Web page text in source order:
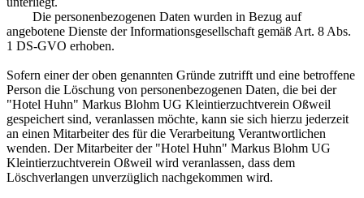
Die personenbezogenen Daten wurden in Bezug auf
angebotene Dienste der Informationsgesellschaft gemäß Art. 8 Abs.
1 DS-GVO erhoben.
Sofern einer der oben genannten Gründe zutrifft und eine betroffene
Person die Löschung von personenbezogenen Daten, die bei der
"Hotel Huhn" Markus Blohm UG Kleintierzuchtverein Oßweil
gespeichert sind, veranlassen möchte, kann sie sich hierzu jederzeit
an einen Mitarbeiter des für die Verarbeitung Verantwortlichen
wenden. Der Mitarbeiter der "Hotel Huhn" Markus Blohm UG
Kleintierzuchtverein Oßweil wird veranlassen, dass dem
Löschverlangen unverzüglich nachgekommen wird.